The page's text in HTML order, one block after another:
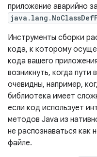
приложение аварийно
Инструменты сборки
кода, к которому
кода вашего
возникнуть, когда пути
очевидны, например,
библиотека имеет
если код использует
методов Java из
не распознаваться как
файле.